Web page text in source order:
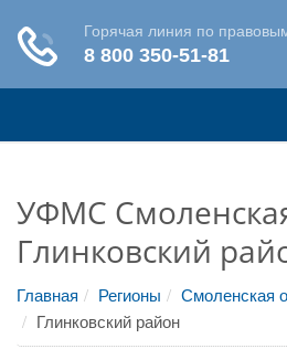
УФМС
Глинковский
Главная Регионы
Смоленская
Глинковский район